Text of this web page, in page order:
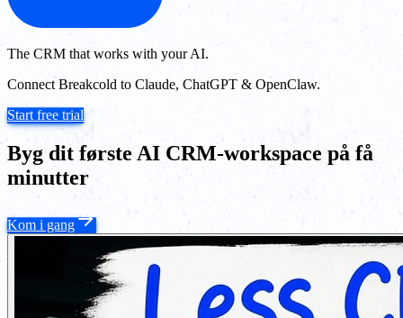
The CRM that works with your AI.
Connect Breakcold to Claude, ChatGPT & OpenClaw.
Start free trial
Byg dit første AI CRM-workspace på få
minutter
Kom i gang